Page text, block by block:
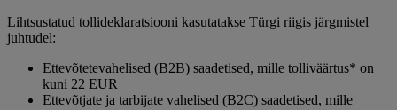
Lihtsustatud tollideklaratsiooni kasutatakse Türgi riigis järgmistel
juhtudel:
Ettevõtetevahelised (B2B) saadetised, mille tolliväärtus* on
kuni 22 EUR
Ettevõtjate ja tarbijate vahelised (B2C) saadetised, mille